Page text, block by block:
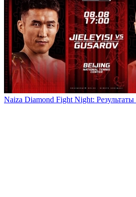
Naiza Diamond Fight Night: Результаты